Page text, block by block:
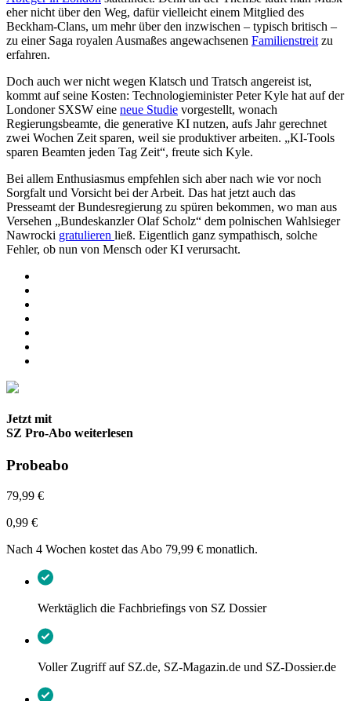
eher nicht über den Weg, dafür vielleicht einem Mitglied des
Beckham-Clans, um mehr über den inzwischen – typisch britisch –
zu einer Saga royalen Ausmaßes angewachsenen Familienstreit zu
erfahren.
Doch auch wer nicht wegen Klatsch und Tratsch angereist ist,
kommt auf seine Kosten: Technologieminister Peter Kyle hat auf der
Londoner SXSW eine neue Studie vorgestellt, wonach
Regierungsbeamte, die generative KI nutzen, aufs Jahr gerechnet
zwei Wochen Zeit sparen, weil sie produktiver arbeiten. „KI-Tools
sparen Beamten jeden Tag Zeit“, freute sich Kyle.
Bei allem Enthusiasmus empfehlen sich aber nach wie vor noch
Sorgfalt und Vorsicht bei der Arbeit. Das hat jetzt auch das
Presseamt der Bundesregierung zu spüren bekommen, wo man aus
Versehen „Bundeskanzler Olaf Scholz“ dem polnischen Wahlsieger
Nawrocki gratulieren ließ. Eigentlich ganz sympathisch, solche
Fehler, ob nun von Mensch oder KI verursacht.
Jetzt mit
SZ Pro-Abo weiterlesen
Probeabo
79,99 €
0,99 €
Nach 4 Wochen kostet das Abo 79,99 € monatlich.
Werktäglich die Fachbriefings von SZ Dossier
Voller Zugriff auf SZ.de, SZ-Magazin.de und SZ-Dossier.de